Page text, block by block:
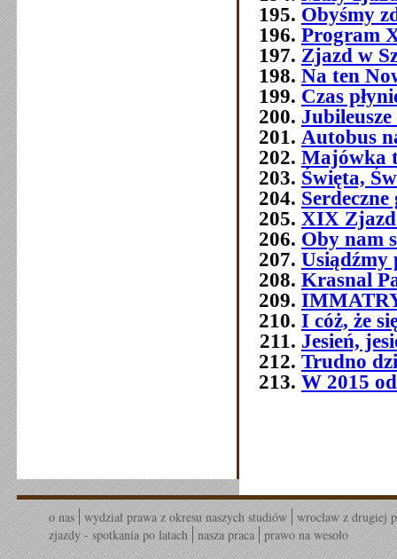
Obyśmy
Program
Zjazd w
Na ten
Czas
Autobus
Majówka
Święta,
XIX
Oby nam
Usiądźmy
Krasnal
I cóż, że
Jesień,
Trudno
W 2015
o nas wydział prawa z okresu naszych studiów wrocław z drugiej
zjazdy - spotkania po latach nasza praca prawo na wesoło